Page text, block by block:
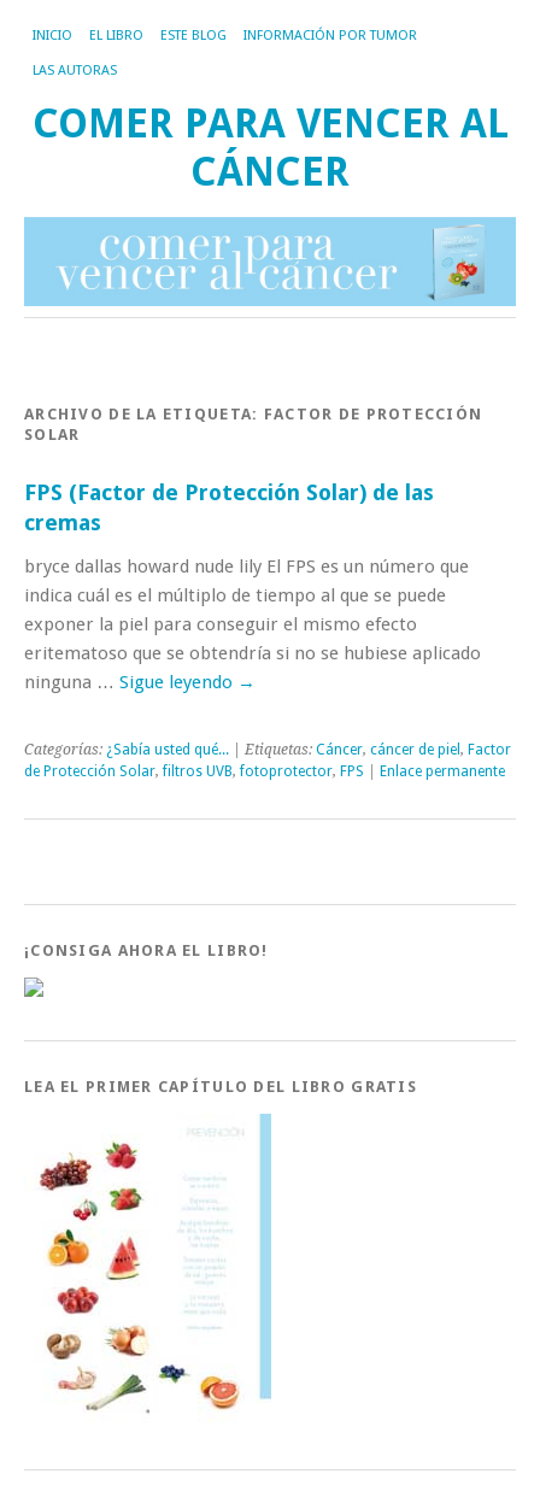
INICIO EL LIBRO ESTE BLOG INFORMACIÓN POR TUMOR
LAS AUTORAS
COMER PARA VENCER AL
CÁNCER
ARCHIVO DE LA ETIQUETA: FACTOR DE PROTECCIÓN
SOLAR
FPS (Factor de Protección Solar) de las
cremas
bryce dallas howard nude lily El FPS es un número que
indica cuál es el múltiplo de tiempo al que se puede
exponer la piel para conseguir el mismo efecto
eritematoso que se obtendría si no se hubiese aplicado
ninguna … Sigue leyendo →
Categorías: ¿Sabía usted qué... | Etiquetas: Cáncer, cáncer de piel , Factor
de Protección Solar,filtros UVB,fotoprotector, FPS Enlace permanente
¡CONSIGA AHORA EL LIBRO!
LEA EL PRIMER CAPÍTULO DEL LIBRO GRATIS